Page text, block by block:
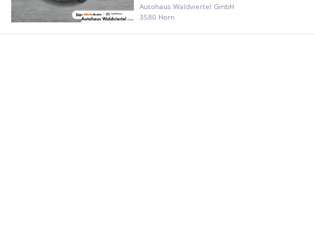
Autohaus Waldviertel GmbH
3580 Horn